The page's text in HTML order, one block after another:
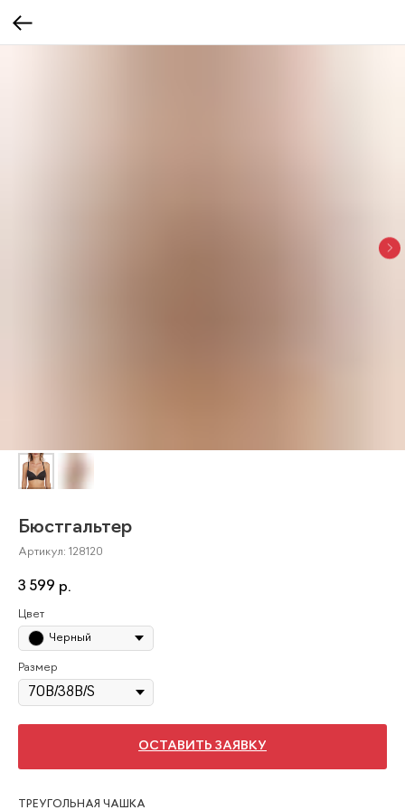
Бюстгальтер
Артикул: 128120
3 599 р.
Цвет
Черный
Размер
ОСТАВИТЬ ЗАЯВКУ
ТРЕУГОЛЬНАЯ ЧАШКА